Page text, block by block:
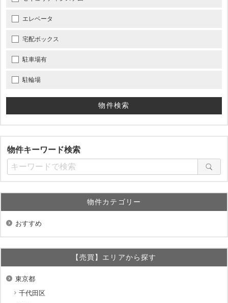
エレベータ
宅配ボックス
駐車場有
駐輪場
物件キーワード検索
物件カテゴリー
おすすめ
【売買】エリアから探す
東京都
千代田区